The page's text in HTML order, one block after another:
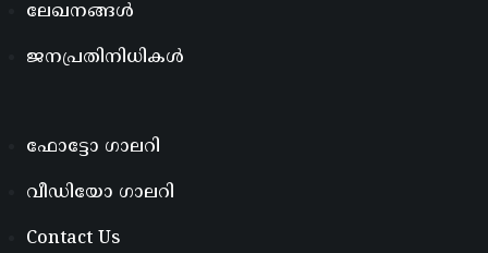
ലേഖനങ്ങൾ
ജനപ്രതിനിധികൾ
ഫോട്ടോ ഗാലറി
വീഡിയോ ഗാലറി
Contact Us